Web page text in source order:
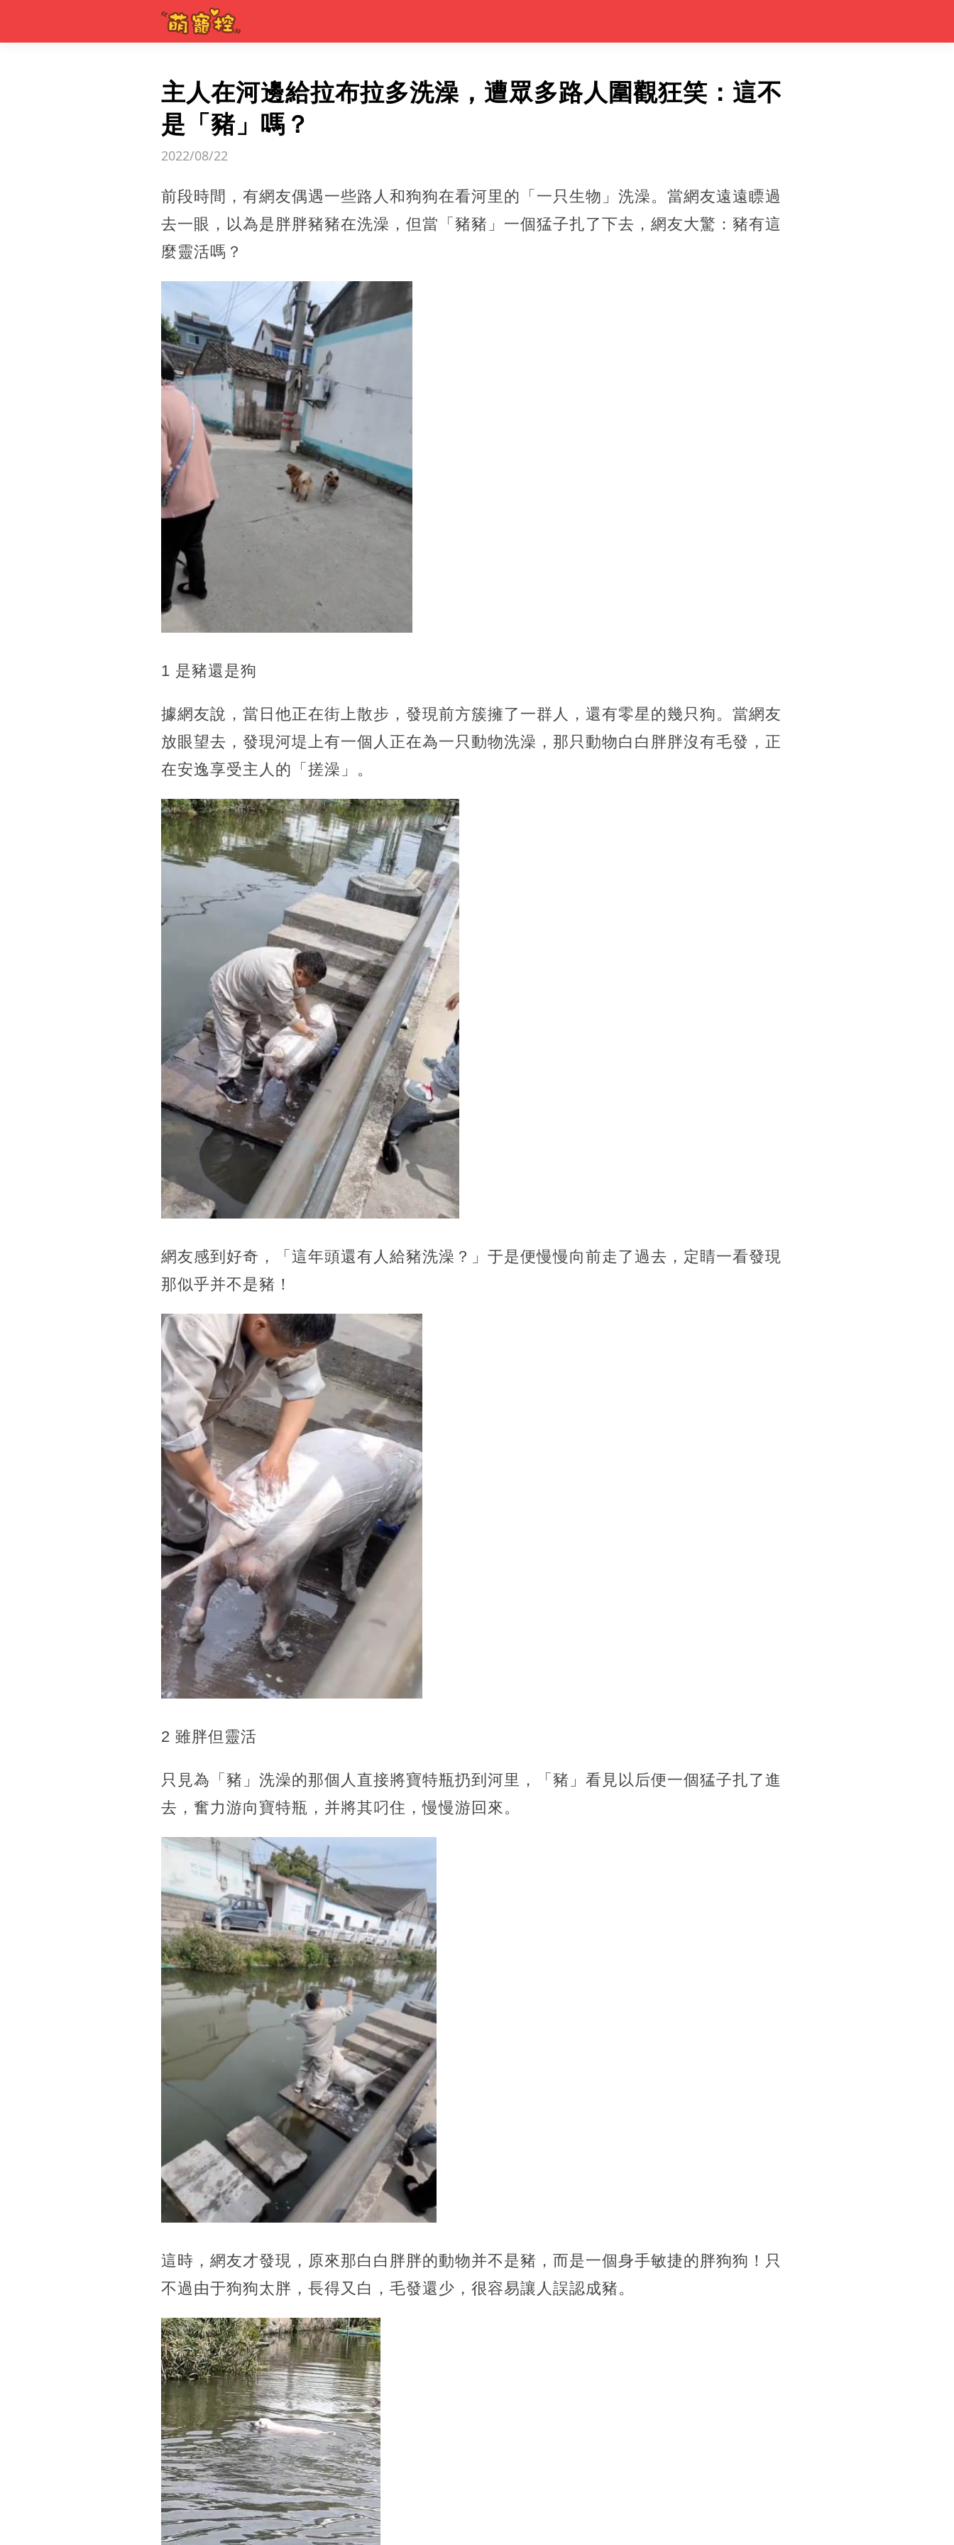
主人在河邊給拉布拉多洗澡，遭眾多路人圍觀狂笑：這不
是「豬」嗎？
2022/08/22
前段時間，有網友偶遇一些路人和狗狗在看河里的「一只生物」洗澡。當網友遠遠瞟過
去一眼，以為是胖胖豬豬在洗澡，但當「豬豬」一個猛子扎了下去，網友大驚：豬有這
麼靈活嗎？
1 是豬還是狗
據網友說，當日他正在街上散步，發現前方簇擁了一群人，還有零星的幾只狗。當網友
放眼望去，發現河堤上有一個人正在為一只動物洗澡，那只動物白白胖胖沒有毛發，正
在安逸享受主人的「搓澡」。
網友感到好奇，「這年頭還有人給豬洗澡？」于是便慢慢向前走了過去，定睛一看發現
那似乎并不是豬！
2 雖胖但靈活
只見為「豬」洗澡的那個人直接將寶特瓶扔到河里，「豬」看見以后便一個猛子扎了進
去，奮力游向寶特瓶，并將其叼住，慢慢游回來。
這時，網友才發現，原來那白白胖胖的動物并不是豬，而是一個身手敏捷的胖狗狗！只
不過由于狗狗太胖，長得又白，毛發還少，很容易讓人誤認成豬。